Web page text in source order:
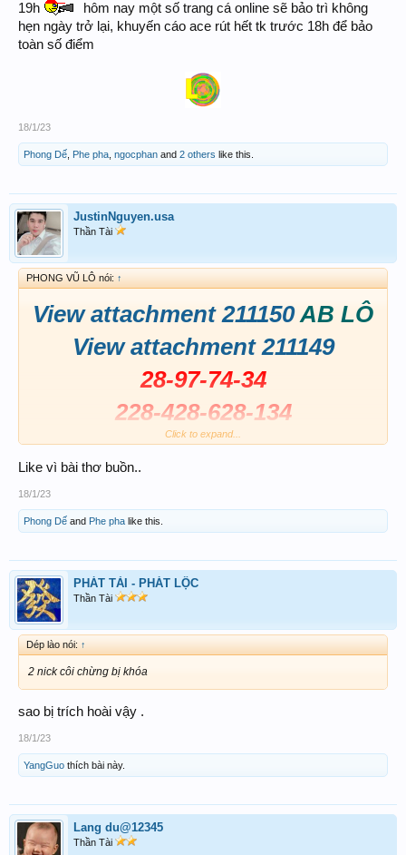
19h
hôm nay một số trang cá online sẽ bảo trì không
hẹn ngày trở lại, khuyến cáo ace rút hết tk trước 18h để bảo
toàn số điểm
18/1/23
Phong Dế Phe pha ngocphan and 2 others like this.
JustinNguyen.usa
Thần Tài
PHONG VŨ LÔ nói: ↑
View attachment 211150AB LÔ
View attachment 211149
28-97-74-34
228-428-628-134
197-997-174-374
View attachment 211151
Nắng chiều đã tắt bên sông
về
Lòng đau ruột thắt não nề
Tuổi già hiu quạnh sớm khuya
một mình.
Cũng vì con phải mưu sinh
Xa quê đất Mẹ... gia đình thân
yêu
Để cho sớm sớm chiều chiều
Vào ra Mẹ ngóng cô liêu đợi
Click to expand...
Like vì bài thơ buồn..
18/1/23
Phong Dế and Phe pha like this.
PHÁT TÀI - PHÁT LỘC
Thần Tài
Dép lào nói: ↑
2 nick côi chừng bị khóa
sao bị trích hoài vậy .
18/1/23
YangGuo thích bài này.
Lang du@12345
Thần Tài